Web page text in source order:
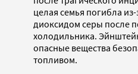
целая семья погибла
диоксидом серы после
холодильника.
опасные вещества
топливом.